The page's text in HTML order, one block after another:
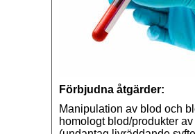
Förbjudna åtgärder:
Manipulation av blod och
homologt blod/produkter